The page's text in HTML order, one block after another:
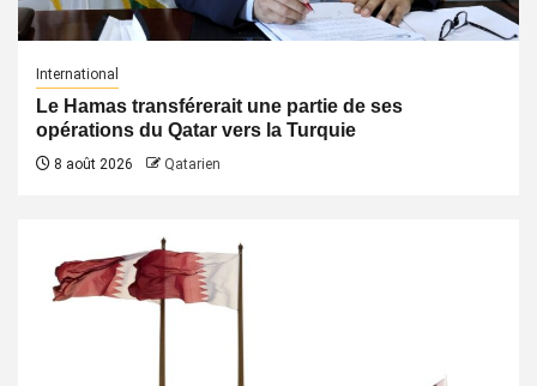
International
Le Hamas transférerait une partie de ses
opérations du Qatar vers la Turquie
8 août 2026 Qatarien